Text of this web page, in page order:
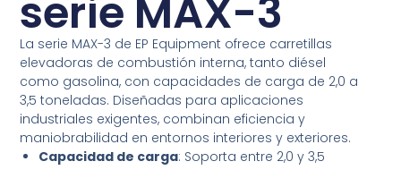
serie MAX-3
La serie MAX-3 de EP Equipment ofrece carretillas
elevadoras de combustión interna, tanto diésel
como gasolina, con capacidades de carga de 2,0 a
3,5 toneladas. Diseñadas para aplicaciones
industriales exigentes, combinan eficiencia y
maniobrabilidad en entornos interiores y exteriores.
Capacidad de carga: Soporta entre 2,0 y 3,5